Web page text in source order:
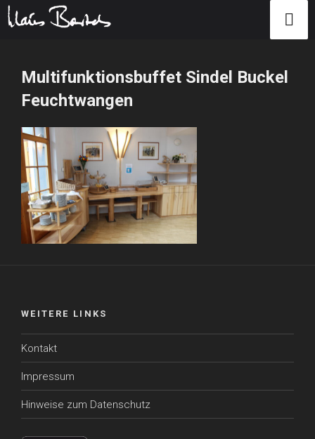
springenMultifunktionsbuffet Sindel Buckel
Feuchtwangen
WEITERE LINKS
Kontakt
Impressum
Hinweise zum Datenschutz